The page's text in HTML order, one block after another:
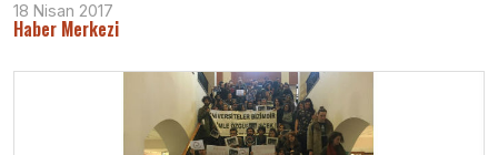
18 Nisan 2017
Haber Merkezi